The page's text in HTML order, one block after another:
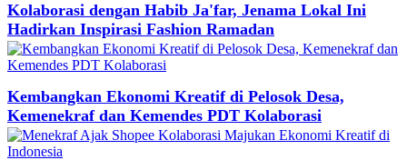
Kolaborasi dengan Habib Ja'far, Jenama Lokal Ini
Hadirkan Inspirasi Fashion Ramadan
Kembangkan Ekonomi Kreatif di Pelosok Desa,
Kemenekraf dan Kemendes PDT Kolaborasi